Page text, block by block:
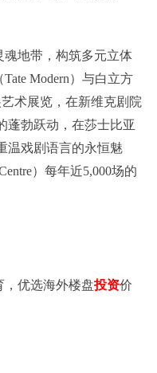
地带，构筑多元立体
Modern）与白立方
术展览，在新维克剧院
蓬勃跃动，在莎士比亚
温戏剧语言的永恒魅
）每年近5,000场的
，优选海外楼盘投资价